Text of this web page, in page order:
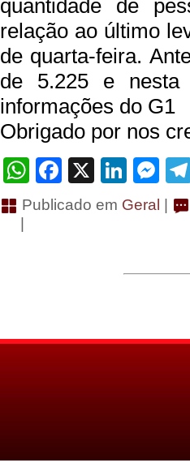
quantidade de
relação ao último
de quarta-feira.
de 5.225 e nesta
informações do G1
Obrigado por nos
WhatsApp
Facebook
X
Publicado em Geral